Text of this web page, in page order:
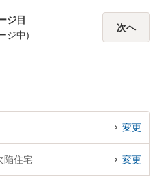
関係を第一に、事
敲してまいりま
ジ目
ジ中)
次へ
変更
陥住宅 変更